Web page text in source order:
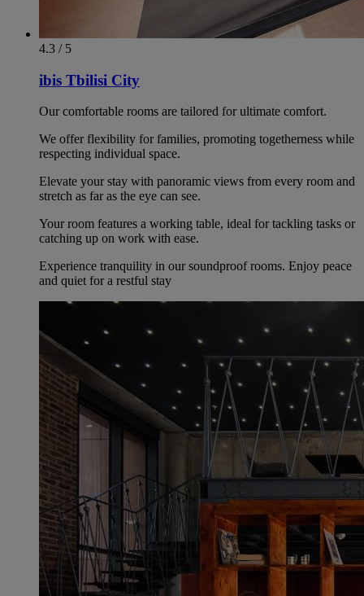
4.3 / 5
ibis Tbilisi City
Our comfortable rooms are tailored for ultimate comfort.
We offer flexibility for families, promoting togetherness while
respecting individual space.
Elevate your stay with panoramic views from every room and
stretch as far as the eye can see.
Your room features a working table, ideal for tackling tasks or
catching up on work with ease.
Experience tranquility in our soundproof rooms. Enjoy peace
and quiet for a restful stay